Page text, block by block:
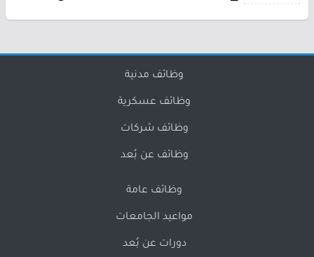
وظائف مدنية
وظائف عسكرية
وظائف شركات
وظائف عن بُعد
وظائف عامة
مواعيد الجامعات
دورات عن بُعد